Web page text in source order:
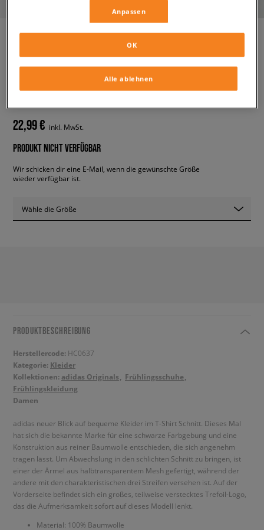
ADIDAS KLEID TEE
22,99 € inkl. MwSt.
PRODUKT NICHT VERFÜGBAR
Wir schicken dir eine E-Mail, wenn die gewünschte Größe
wieder verfügbar ist.
Wähle die Größe
PRODUKTBESCHREIBUNG
Herstellercode: HC0637
Kategorie: Kleider
Kollektionen: adidas Originals
Frühlingsschuhe
Frühlingskleidung
Damen
adidas neuer Blick auf bequeme Kleider im T-Shirt Schnitt. Dieses Mal
hat sich die bekannte Marke für eine schwarze Farbgebung und eine
Konstruktion aus reiner Baumwolle entschieden, die sich angenehm
tragen lässt. Um Abwechslung in den schlichten Schnitt zu bringen, ist
einer der Ärmel aus halbtransparentem Mesh gefertigt, während der
andere mit den charakteristischen drei Streifen versehen ist. Auf der
Vorderseite befindet sich ein großes, teilweise verstecktes Trefoil-Logo,
das die Aufmerksamkeit sofort auf dieses Modell lenkt.
Material: 100% Baumwolle
Anpassen
Alle ablehnen
OK